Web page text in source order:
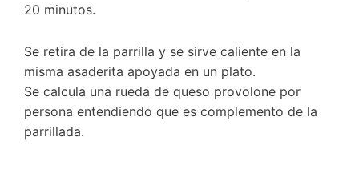
20 minutos.
Se retira de la parrilla y se sirve caliente en la
misma asaderita apoyada en un plato.
Se calcula una rueda de queso provolone por
persona entendiendo que es complemento de la
parrillada.